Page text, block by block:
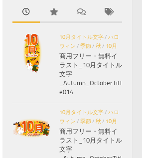
10月タイトル文字/ ハロ
ウィン / 季節/ 秋 / 10月
商用フリー・無料イ
ラスト_10月タイトル
文字
_Autumn_OctoberTitl
e014
10月タイトル文字/ ハロ
ウィン / 季節/ 秋 / 10月
商用フリー・無料イ
ラスト_10月タイトル
文字